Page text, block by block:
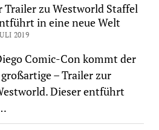
Trailer zu Westworld Staffel
in eine neue Welt
2019
Comic-Con kommt der
– Trailer zur
Dieser entführt